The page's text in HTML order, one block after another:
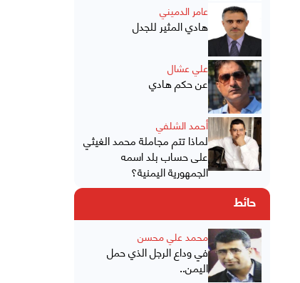
عامر الدميني
هادي المثير للجدل
علي عشال
عن حكم هادي
أحمد الشلفي
لماذا تتم مجاملة محمد الغيثي
على حساب بلد اسمه
الجمهورية اليمنية؟
حائط
محمد علي محسن
في وداع الرجل الذي حمل
اليمن..